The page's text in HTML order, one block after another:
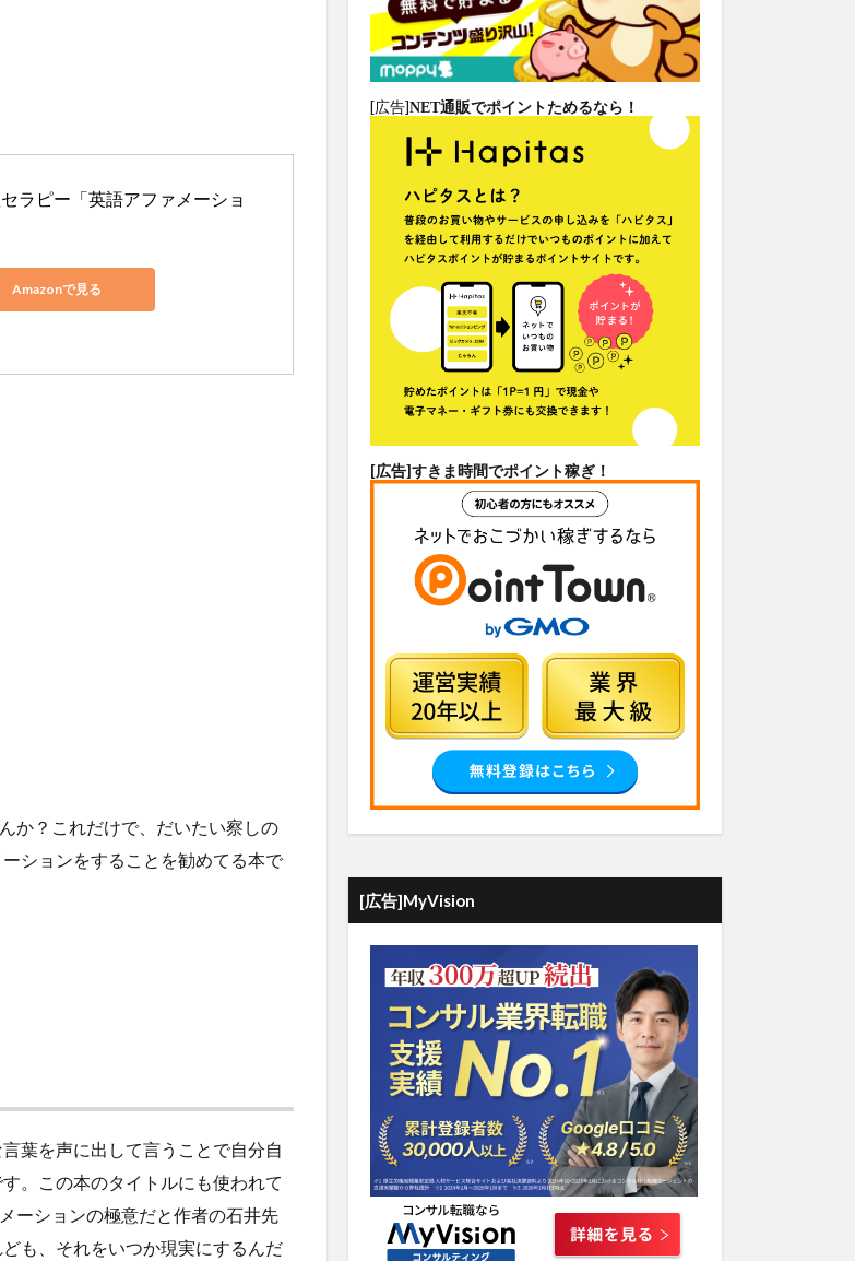
ラピー「英語アファメーショ
Amazonで見る
か？これだけで、だいたい察しの
ションをすることを勧めてる本で
葉を声に出して言うことで自分自
。この本のタイトルにも使われて
ーションの極意だと作者の石井先
も、それをいつか現実にするんだ
[広告]NET通販でポイントためるなら！
[広告]すきま時間でポイント稼ぎ！
[広告]MyVision